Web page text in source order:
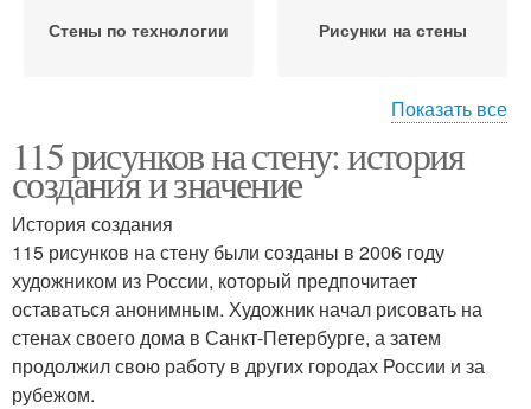
Стены по технологии Рисунки на стены
Объемные рисунки Изображение на стене
Рисунки на стенах Графический рисунок
Показать все
115 рисунков на стену: история
создания и значение
История создания
115 рисунков на стену были созданы в 2006 году
художником из России, который предпочитает
оставаться анонимным. Художник начал рисовать на
стенах своего дома в Санкт-Петербурге, а затем
продолжил свою работу в других городах России и за
рубежом.